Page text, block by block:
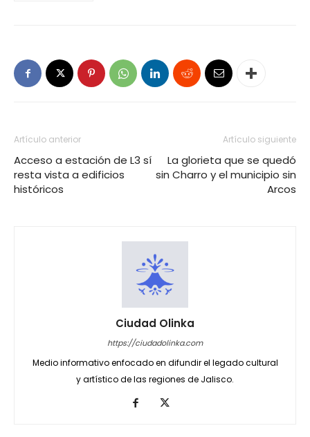
Artículo anterior
Acceso a estación de L3 sí
resta vista a edificios
históricos
Artículo siguiente
La glorieta que se quedó
sin Charro y el municipio sin
Arcos
Ciudad Olinka
https://ciudadolinka.com
Medio informativo enfocado en difundir el legado cultural
y artístico de las regiones de Jalisco.